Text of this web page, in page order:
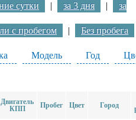
сутки | за 3 дня |
за
с пробегом
|
Без пробега
Модель Год
Двигатель
КПП
Пробег Цвет Город